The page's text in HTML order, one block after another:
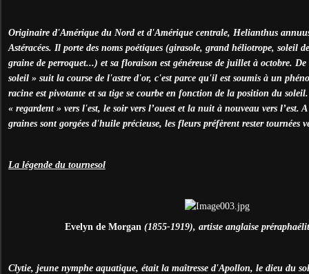
Originaire d'Amérique du Nord et d'Amérique centrale, Helianthus
Astéracées. Il porte des noms poétiques (girasole, grand héliotrope, soleil
graine de perroquet...) et sa floraison est généreuse de juillet à octobre.
soleil » suit la course de l'astre d'or, c'est parce qu'il est soumis à un
racine est pivotante et sa tige se courbe en fonction de la position du
« regardent » vers l'est, le soir vers l’ouest et la nuit à nouveau vers l’est.
graines sont gorgées d'huile précieuse, les fleurs préfèrent rester tournées
La légende du tournesol
Evelyn de Morgan (1855-1919), artiste anglaise
Clytie, jeune nymphe aquatique, était la maîtresse d'Apollon, le dieu du